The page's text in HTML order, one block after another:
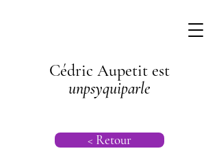
Cédric Aupetit est
unpsyquiparle
< Retour